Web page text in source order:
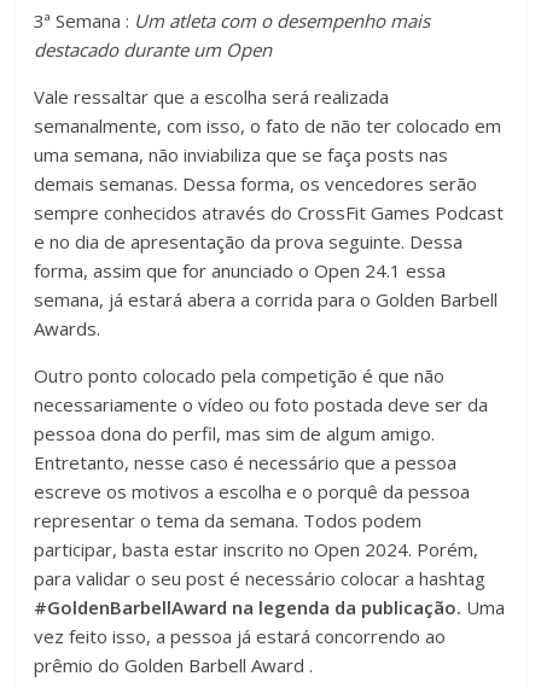
3ª Semana : Um atleta com o desempenho mais
destacado durante um Open
Vale ressaltar que a escolha será realizada
semanalmente, com isso, o fato de não ter colocado em
uma semana, não inviabiliza que se faça posts nas
demais semanas. Dessa forma, os vencedores serão
sempre conhecidos através do CrossFit Games Podcast
e no dia de apresentação da prova seguinte. Dessa
forma, assim que for anunciado o Open 24.1 essa
semana, já estará abera a corrida para o Golden Barbell
Awards.
Outro ponto colocado pela competição é que não
necessariamente o vídeo ou foto postada deve ser da
pessoa dona do perfil, mas sim de algum amigo.
Entretanto, nesse caso é necessário que a pessoa
escreve os motivos a escolha e o porquê da pessoa
representar o tema da semana. Todos podem
participar, basta estar inscrito no Open 2024. Porém,
para validar o seu post é necessário colocar a hashtag
#GoldenBarbellAward na legenda da publicação. Uma
vez feito isso, a pessoa já estará concorrendo ao
prêmio do Golden Barbell Award .